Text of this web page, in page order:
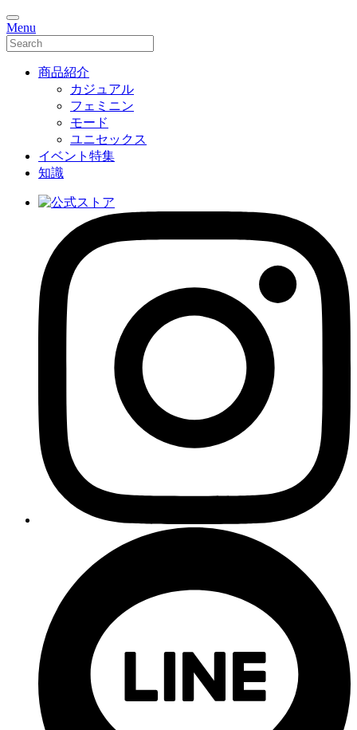
Menu
商品紹介
カジュアル
フェミニン
モード
ユニセックス
イベント特集
知識